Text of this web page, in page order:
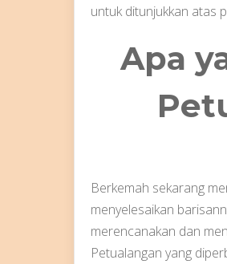
untuk ditunjukkan atas
Apa
Berkemah sekarang
menyelesaikan
merencanakan dan
Petualangan yang